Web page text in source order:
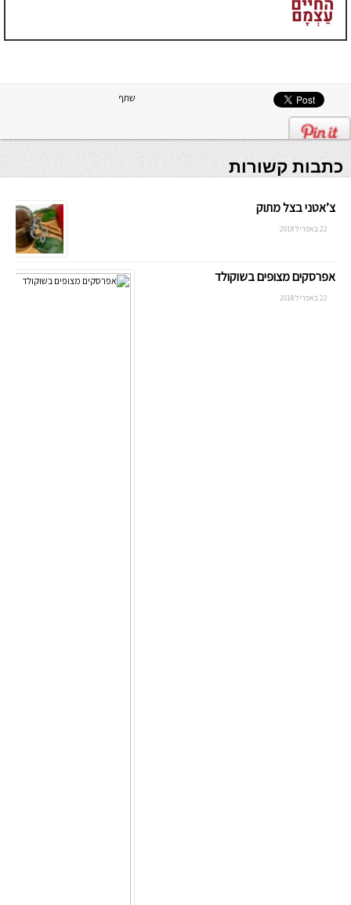
שתף
כתבות קשורות
צ’אטני בצל מתוק
22 באפריל 2018
אפרסקים מצופים בשוקולד
22 באפריל 2018